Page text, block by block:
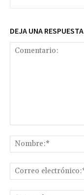
DEJA UNA RESPUESTA